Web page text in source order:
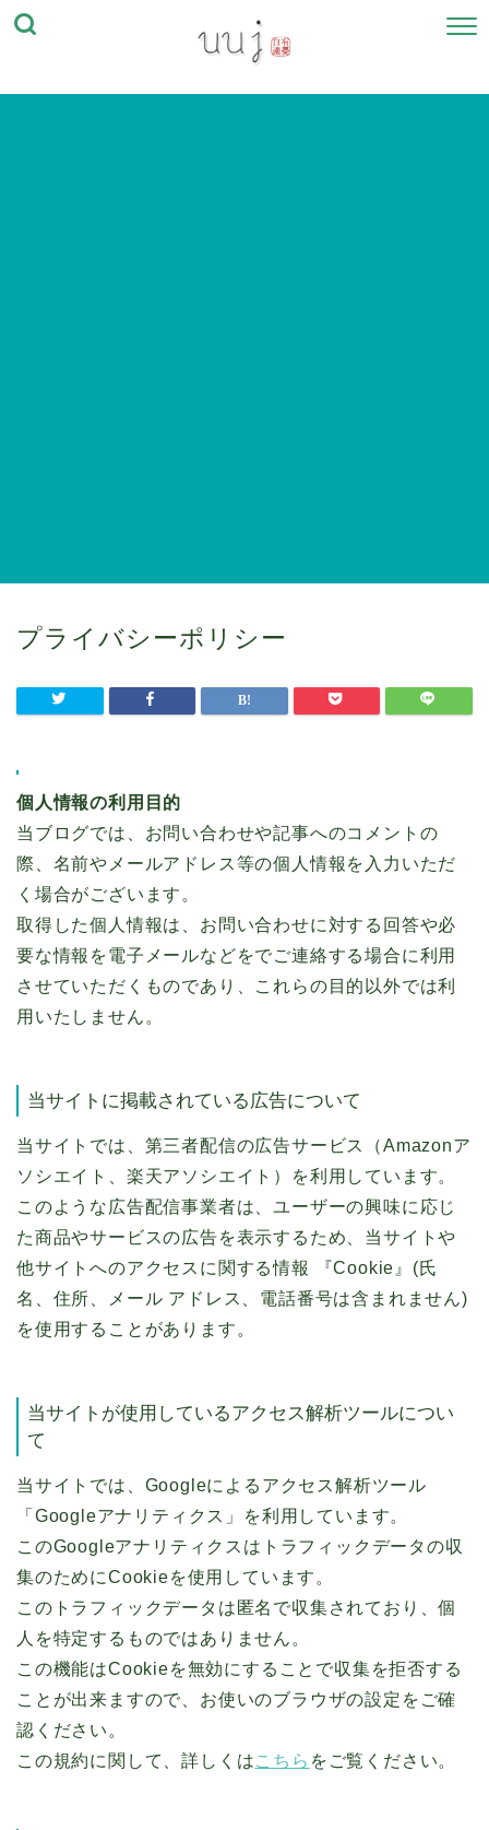
プライバシーポリシー
個人情報の利用目的
当ブログでは、お問い合わせや記事へのコメントの
際、名前やメールアドレス等の個人情報を入力いただ
く場合がございます。
取得した個人情報は、お問い合わせに対する回答や必
要な情報を電子メールなどをでご連絡する場合に利用
させていただくものであり、これらの目的以外では利
用いたしません。
当サイトに掲載されている広告について
当サイトでは、第三者配信の広告サービス（Amazonア
ソシエイト、楽天アソシエイト）を利用しています。
このような広告配信事業者は、ユーザーの興味に応じ
た商品やサービスの広告を表示するため、当サイトや
他サイトへのアクセスに関する情報 『Cookie』(氏
名、住所、メール アドレス、電話番号は含まれません)
を使用することがあります。
当サイトが使用しているアクセス解析ツールについ
て
当サイトでは、Googleによるアクセス解析ツール
「Googleアナリティクス」を利用しています。
このGoogleアナリティクスはトラフィックデータの収
集のためにCookieを使用しています。
このトラフィックデータは匿名で収集されており、個
人を特定するものではありません。
この機能はCookieを無効にすることで収集を拒否する
ことが出来ますので、お使いのブラウザの設定をご確
認ください。
この規約に関して、詳しくはこちら をご覧ください。